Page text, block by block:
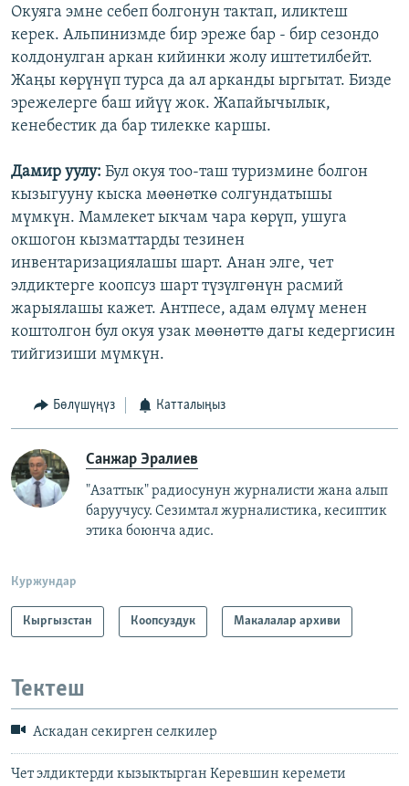
Окуяга эмне себеп болгонун тактап, иликтеш
керек. Альпинизмде бир эреже бар - бир сезондо
колдонулган аркан кийинки жолу иштетилбейт.
Жаңы көрүнүп турса да ал арканды ыргытат. Бизде
эрежелерге баш ийүү жок. Жапайычылык,
кенебестик да бар тилекке каршы.
Дамир уулу: Бул окуя тоо-таш туризмине болгон
кызыгууну кыска мөөнөткө солгундатышы
мүмкүн. Мамлекет ыкчам чара көрүп, ушуга
окшогон кызматтарды тезинен
инвентаризациялашы шарт. Анан элге, чет
элдиктерге коопсуз шарт түзүлгөнүн расмий
жарыялашы кажет. Антпесе, адам өлүмү менен
коштолгон бул окуя узак мөөнөттө дагы кедергисин
тийгизиши мүмкүн.
Бөлүшүңүз Катталыңыз
Санжар Эралиев
"Азаттык" радиосунун журналисти жана алып
баруучусу. Сезимтал журналистика, кесиптик
этика боюнча адис.
Куржундар
Кыргызстан Коопсуздук Макалалар архиви
Тектеш
Аскадан секирген cелкилер
Чет элдиктерди кызыктырган Керевшин керемети